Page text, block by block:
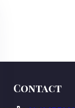
Contact